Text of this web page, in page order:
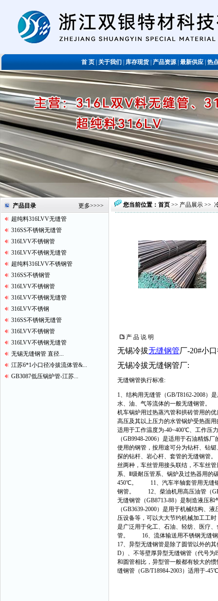
首 页关于我们库存现货|产品资源|最新供应|热
产品目录 更多>>>>
超纯料316LVV无缝管
316SS不锈钢无缝管
316LVV不锈钢管
316LVV不锈钢无缝管
超纯料316LVV不锈钢管
316SS不锈钢管
316LVV不锈钢管
316LVV不锈钢无缝管
316LVV不锈钢
316SS不锈钢无缝管
316LVV不锈钢管
316LVV不锈钢无缝管
无锡无缝钢管 直径...
江苏6*1小口径冷拔流体管&...
GB3087低压锅炉管-江苏...
您当前位置： 首页 >> 产品展示 >>
产 品 说 明
无锡冷拔无缝钢管厂-20#小
无锡冷拔无缝钢管厂:
无缝钢管执行标准:
1、结构用无缝管（GB/T8162-2008
水、油、气等流体的一般无缝钢管。
机车锅炉用过热蒸汽管和拱砖管用的
高压及其以上压力的水管锅炉受热面
适用于工作温度为-40~400℃、工作
（GB9948-2006）是适用于石油精
使用的钢管，按用途可分为钻杆、钻
探的钻杆、岩心杆、套管的无缝钢管
丝两种，车丝管用接头联结，不车丝
系、Ⅱ级耐压管系、锅炉及过热器用的
450℃。 11、汽车半轴套管用无缝钢
钢管。 12、柴油机用高压油管（
无缝钢管（GB8713-88）是制造液压
（GB3639-2000）是用于机械结构、
压设备等，可以大大节约机械加工工
是广泛用于化工、石油、轻纺、医疗
管。 16、流体输送用不锈钢无缝钢
17、异型无缝钢管是除了圆管以外的
D）、不等壁厚异型无缝钢管（代号
和圆管相比，异型管一般都有较大的
缝钢管（GB/T18984-2003）适用于-